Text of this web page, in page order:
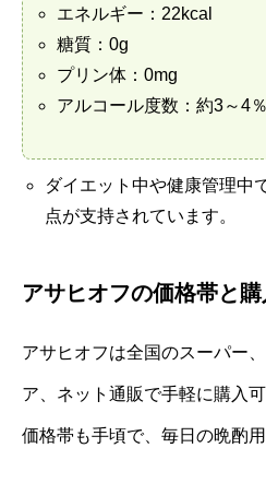
エネルギー：22kcal
糖質：0g
プリン体：0mg
アルコール度数：約3～4％
ダイエット中や健康管理中
点が支持されています。
アサヒオフの価格帯と
アサヒオフは全国のスーパー
ア、ネット通販で手軽に購入可
価格帯も手頃で、毎日の晩酌